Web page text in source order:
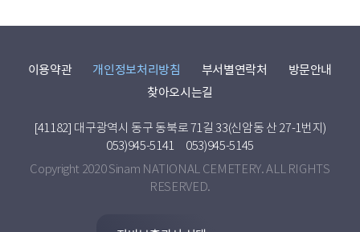
이용약관 개인정보처리방침 부서별연락처
방문안내
찾아오시는길
[41182] 대구광역시 동구 동북로 71길 33(신암동 산 27-1번지)
053)945-5141
053)945-5145
Copyright 2020 Sinam NATIONAL CEMETERY. ALL RIGHTS
RESERVED.